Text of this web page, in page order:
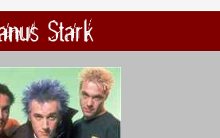
Stark